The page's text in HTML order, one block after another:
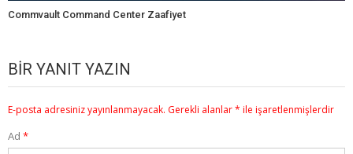
Commvault Command Center Zaafiyet
BIR YANIT YAZIN
E-posta adresiniz yayınlanmayacak. Gerekli alanlar* ile işaretlenmişlerdir
Ad *